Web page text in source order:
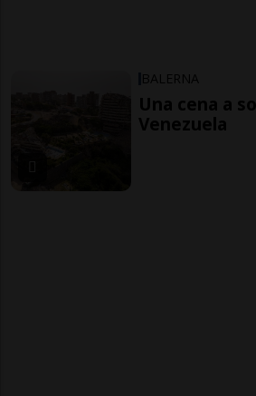
BALERNA
Una cena a
Venezuela